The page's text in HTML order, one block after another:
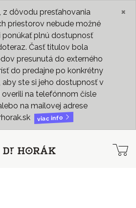
z dôvodu presťahovania
priestorov nebude možné
ponúkať plnú dostupnosť
Časť titulov bola
presunutá do externého
do predajne po konkrétny
ste si jeho dostupnosť v
overili na telefónnom čísle
na mailovej adrese
viac info
×